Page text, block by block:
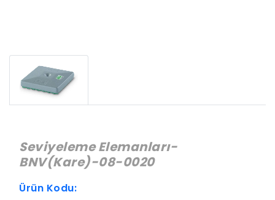
Seviyeleme Elemanları-
BNV(Kare)-08-0020
Ürün Kodu: